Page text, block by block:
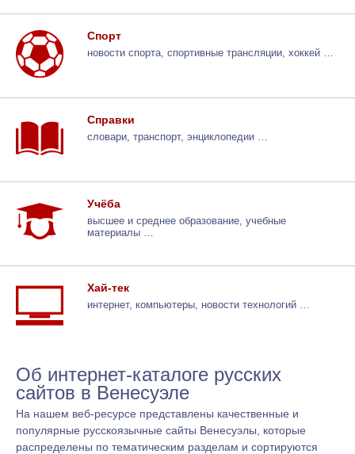
Спорт
новости спорта, спортивные трансляции, хоккей …
Справки
словари, транспорт, энциклопедии …
Учёба
высшее и среднее образование, учебные
материалы …
Хай-тек
интернет, компьютеры, новости технологий …
Об интернет-каталоге русских
сайтов в Венесуэле
На нашем веб-ресурсе представлены качественные и
популярные русскоязычные сайты Венесуэлы, которые
распределены по тематическим разделам и сортируются